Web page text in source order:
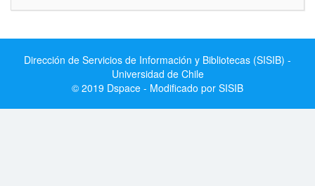
Dirección de Servicios de Información y Bibliotecas (SISIB) -
Universidad de Chile
© 2019 Dspace - Modificado por SISIB